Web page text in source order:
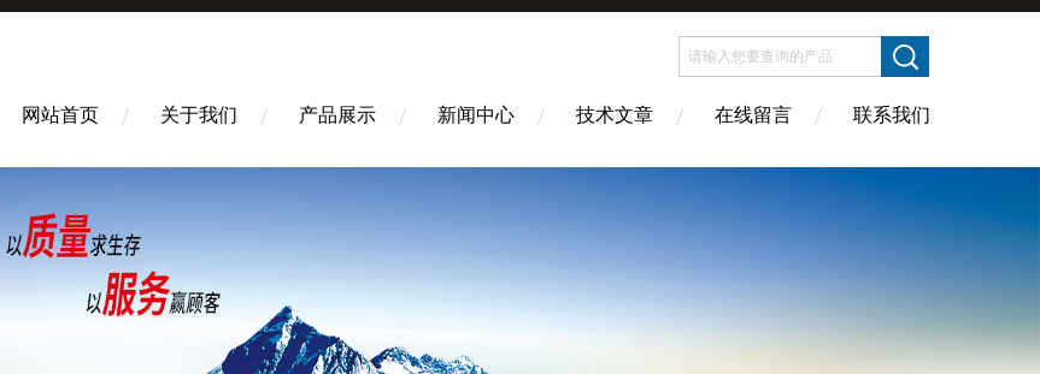
网站首页 关于我们 产品展示 新闻中心 技术文章 在线留言 联系我们